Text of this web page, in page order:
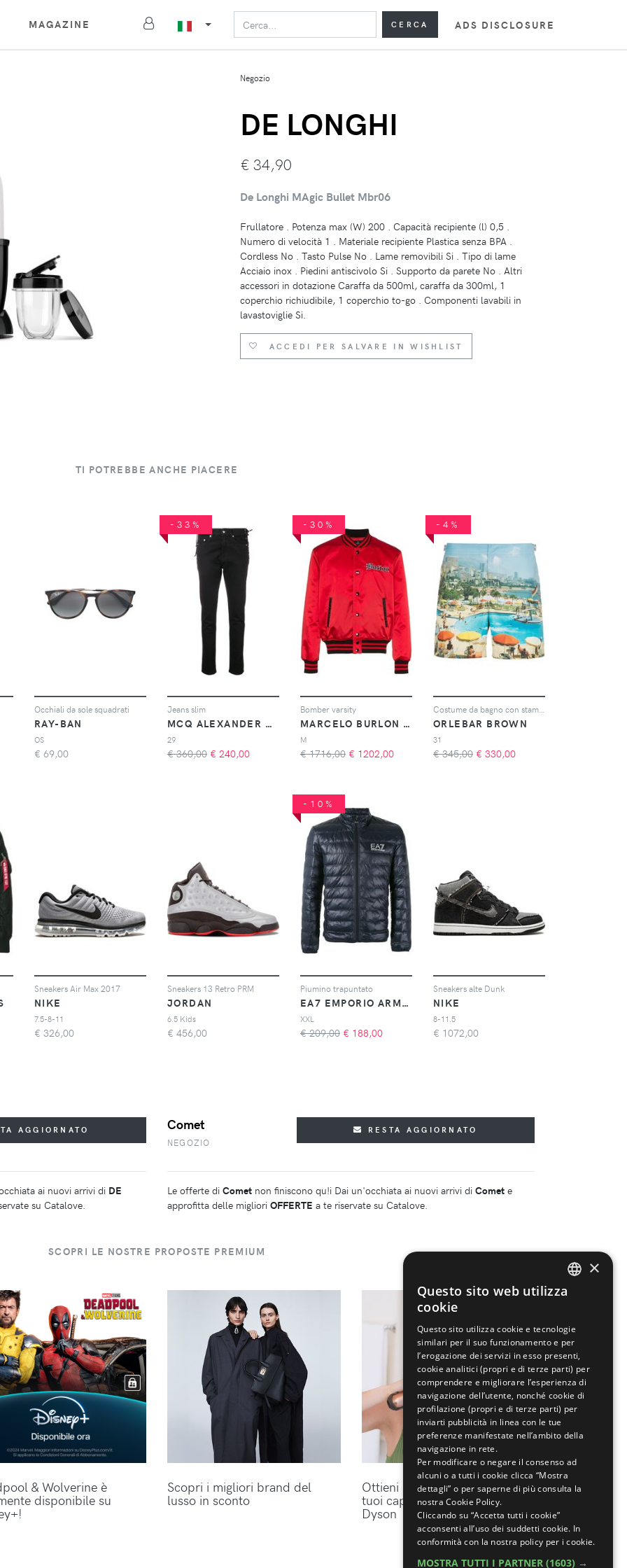
MAGAZINE CERCA ADS DISCLOSURE
Negozio
DE LONGHI
€ 34,90
De Longhi MAgic Bullet Mbr06
Frullatore . Potenza max (W) 200 . Capacità recipiente (l) 0,5 .
Numero di velocità 1 . Materiale recipiente Plastica senza BPA .
Cordless No . Tasto Pulse No . Lame removibili Si . Tipo di lame
Acciaio inox . Piedini antiscivolo Si . Supporto da parete No . Altri
accessori in dotazione Caraffa da 500ml, caraffa da 300ml, 1
coperchio richiudibile, 1 coperchio to-go . Componenti lavabili in
lavastoviglie Si.
ACCEDI PER SALVARE IN WISHLIST
TI POTREBBE ANCHE PIACERE
Occhiali da sole squadrati
RAY-BAN
OS
€ 69,00
-33%
Jeans slim
MCQ ALEXANDER MCQUEEN
29
€ 360,00 € 240,00
-30%
Bomber varsity
MARCELO BURLON COUNTY OF MILAN
M
€ 1716,00 € 1202,00
-4%
ORLEBAR BROWN
31
€ 345,00 € 330,00
Sneakers Air Max 2017
NIKE
7.5-8-11
€ 326,00
Sneakers 13 Retro PRM
JORDAN
6.5 Kids
€ 456,00
-10%
Piumino trapuntato
EA7 EMPORIO ARMANI
XXL
€ 209,00 € 188,00
Sneakers alte Dunk
NIKE
8-11.5
€ 1072,00
AGGIORNATO
ai nuovi arrivi di DE
su Catalove.
Comet
NEGOZIO
RESTA AGGIORNATO
Le offerte di Comet non finiscono qu!i Dai un'occhiata ai nuovi arrivi di Comet e
approfitta delle migliori OFFERTE a te riservate su Catalove.
SCOPRI LE NOSTRE PROPOSTE PREMIUM
& Wolverine è
disponibile su
Scopri i migliori brand del
lusso in sconto
Ottieni lo styling perfetto per i
tuoi capelli con gli accessori
Dyson
×
Questo sito web utilizza
cookie
Questo sito utilizza cookie e tecnologie
similari per il suo funzionamento e per
l’erogazione dei servizi in esso presenti,
cookie analitici (propri e di terze parti) per
comprendere e migliorare l’esperienza di
navigazione dell’utente, nonché cookie di
profilazione (propri e di terze parti) per
inviarti pubblicità in linea con le tue
preferenze manifestate nell’ambito della
navigazione in rete.
Per modificare o negare il consenso ad
alcuni o a tutti i cookie clicca “Mostra
dettagli” o per saperne di più consulta la
nostra Cookie Policy.
Cliccando su “Accetta tutti i cookie”
acconsenti all’uso dei suddetti cookie. In
conformità con la nostra policy per i cookie.
MOSTRA TUTTI I PARTNER (1603) →